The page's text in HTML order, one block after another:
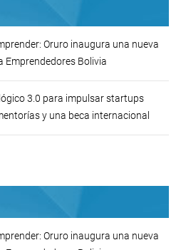
Oruro inaugura una nueva
Emprendedores Bolivia
3.0 para impulsar startups
y una beca internacional
Oruro inaugura una nueva